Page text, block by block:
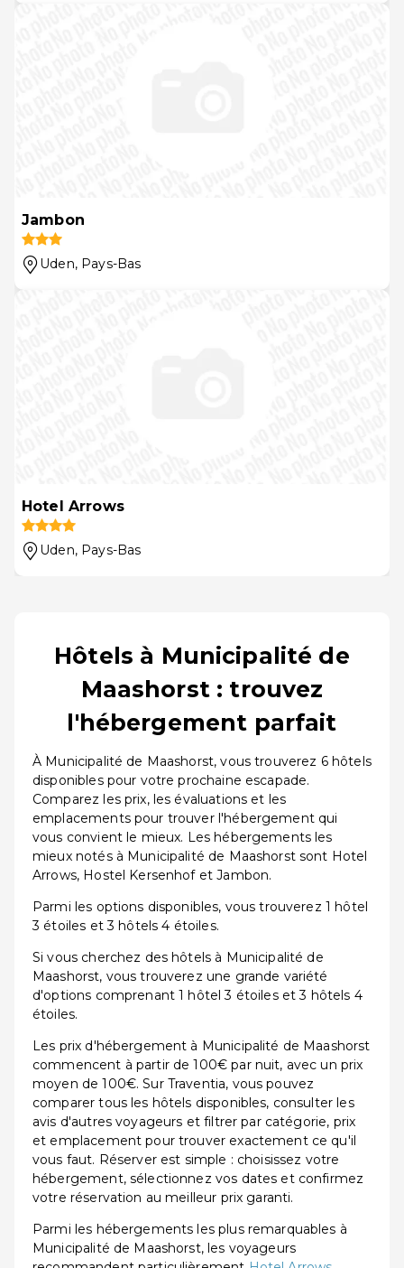
Jambon
Uden, Pays-Bas
Hotel Arrows
Uden, Pays-Bas
Hôtels à Municipalité de
Maashorst : trouvez
l'hébergement parfait
À Municipalité de Maashorst, vous trouverez 6 hôtels
disponibles pour votre prochaine escapade.
Comparez les prix, les évaluations et les
emplacements pour trouver l'hébergement qui
vous convient le mieux. Les hébergements les
mieux notés à Municipalité de Maashorst sont Hotel
Arrows, Hostel Kersenhof et Jambon.
Parmi les options disponibles, vous trouverez 1 hôtel
3 étoiles et 3 hôtels 4 étoiles.
Si vous cherchez des hôtels à Municipalité de
Maashorst, vous trouverez une grande variété
d'options comprenant 1 hôtel 3 étoiles et 3 hôtels 4
étoiles.
Les prix d'hébergement à Municipalité de Maashorst
commencent à partir de 100€ par nuit, avec un prix
moyen de 100€. Sur Traventia, vous pouvez
comparer tous les hôtels disponibles, consulter les
avis d'autres voyageurs et filtrer par catégorie, prix
et emplacement pour trouver exactement ce qu'il
vous faut. Réserver est simple : choisissez votre
hébergement, sélectionnez vos dates et confirmez
votre réservation au meilleur prix garanti.
Parmi les hébergements les plus remarquables à
Municipalité de Maashorst, les voyageurs